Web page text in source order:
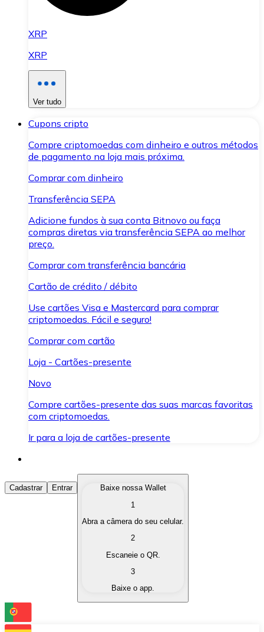
XRP
XRP
Ver tudo
Cupons cripto
Compre criptomoedas com dinheiro e outros métodos
de pagamento na loja mais próxima.
Comprar com dinheiro
Transferência SEPA
Adicione fundos à sua conta Bitnovo ou faça
compras diretas via transferência SEPA ao melhor
preço.
Comprar com transferência bancária
Cartão de crédito / débito
Use cartões Visa e Mastercard para comprar
criptomoedas. Fácil e seguro!
Comprar com cartão
Loja - Cartões-presente
Novo
Compre cartões-presente das suas marcas favoritas
com criptomoedas.
Ir para a loja de cartões-presente
Comprar Criptomoedas
Compre as criptomoedas de seu interesse de forma
Converta suas criptomoedas em moeda fiduciária
Troque uma criptomoeda por outra
Cadastrar Entrar
Baixe nossa Wallet
1
Abra a câmera do seu celular.
2
Escaneie o QR.
3
Baixe o app.